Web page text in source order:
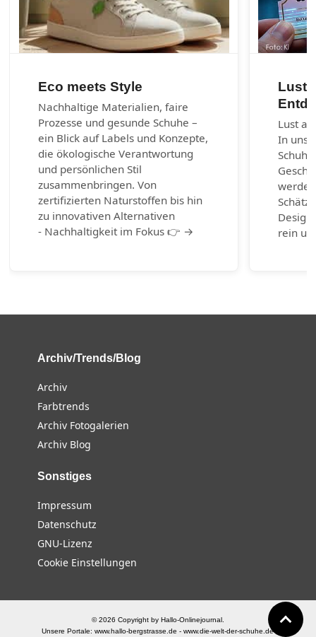
Eco meets Style
Nachhaltige Materialien, faire
Prozesse und gesunde Schuhe –
ein Blick auf Labels und Konzepte,
die ökologische Verantwortung
und persönlichen Stil
zusammenbringen. Von
zertifizierten Naturstoffen bis hin
zu innovativen Alternativen
- Nachhaltigkeit im Fokus 👉 →
Lust
Lust
In
rein
Archiv/Trends/Blog
Archiv
Farbtrends
Archiv Fotogalerien
Archiv Blog
Sonstiges
Impressum
Datenschutz
GNU-Lizenz
Cookie Einstellungen
© 2026 Copyright by Hallo-Onlinejournal.
Unsere Portale:www.hallo-bergstrasse.de -www.die-welt-der-schuhe.de